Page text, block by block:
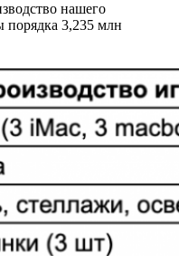
нашего
порядка 3,235 млн